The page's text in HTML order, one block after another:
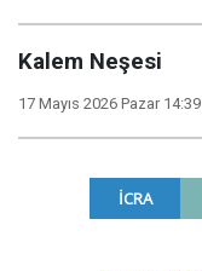
Kalem Neşesi
17 Mayıs 2026 Pazar 14:39